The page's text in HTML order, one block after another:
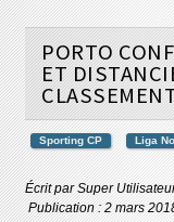
PORTO
ET
Sporting CP Liga
Écrit parSuper
Publication : 2 mars